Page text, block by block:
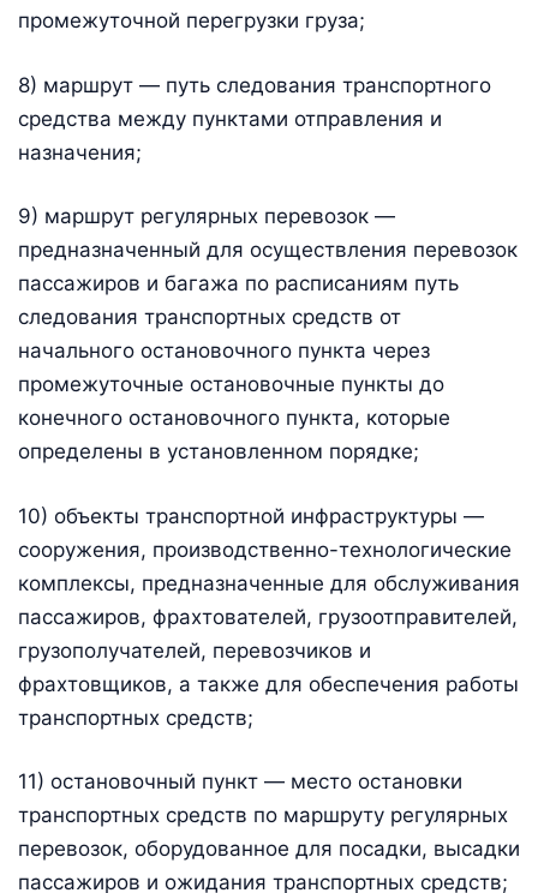
промежуточной перегрузки груза;
8) маршрут — путь следования транспортного
средства между пунктами отправления и
назначения;
9) маршрут регулярных перевозок —
предназначенный для осуществления перевозок
пассажиров и багажа по расписаниям путь
следования транспортных средств от
начального остановочного пункта через
промежуточные остановочные пункты до
конечного остановочного пункта, которые
определены в установленном порядке;
10) объекты транспортной инфраструктуры —
сооружения, производственно-технологические
комплексы, предназначенные для обслуживания
пассажиров, фрахтователей, грузоотправителей,
грузополучателей, перевозчиков и
фрахтовщиков, а также для обеспечения работы
транспортных средств;
11) остановочный пункт — место остановки
транспортных средств по маршруту регулярных
перевозок, оборудованное для посадки, высадки
пассажиров и ожидания транспортных средств;